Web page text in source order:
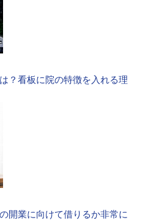
？看板に院の特徴を入れる理
開業に向けて借りるか非常に